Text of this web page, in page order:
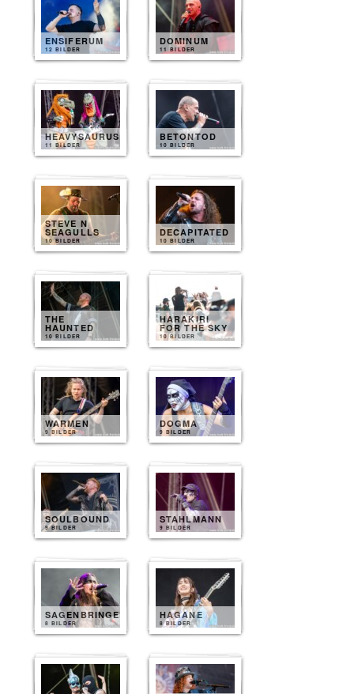
ENSIFERUM
12 BILDER
DOMINUM
11 BILDER
HEAVYSAURUS
11 BILDER
BETONTOD
10 BILDER
STEVE N
SEAGULLS
10 BILDER
DECAPITATED
10 BILDER
THE
HAUNTED
10 BILDER
HARAKIRI
FOR THE SKY
10 BILDER
WARMEN
9 BILDER
DOGMA
9 BILDER
SOULBOUND
9 BILDER
STAHLMANN
9 BILDER
SAGENBRINGER
8 BILDER
HAGANE
8 BILDER